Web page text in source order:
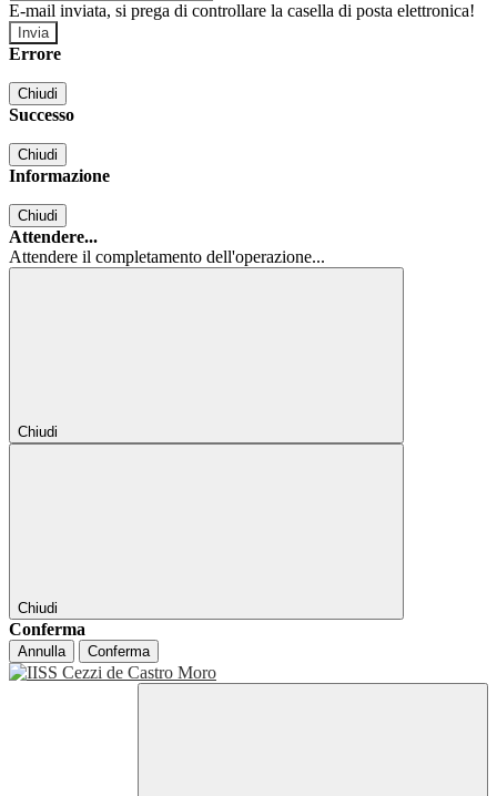
E-mail inviata, si prega di controllare la casella di posta elettronica!
Errore
Chiudi
Successo
Chiudi
Informazione
Chiudi
Attendere...
Attendere il completamento dell'operazione...
Chiudi
Chiudi
Conferma
Annulla Conferma